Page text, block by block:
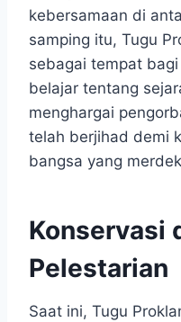
kebersamaan di
samping itu, Tugu
sebagai tempat
belajar tentang
menghargai
telah berjihad demi
bangsa yang
Konservasi
Pelestarian
Saat ini, Tugu